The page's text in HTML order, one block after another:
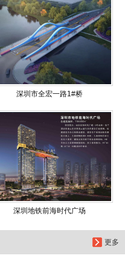
深圳市全宏一路1#桥
深圳地铁前海时代广场
更多